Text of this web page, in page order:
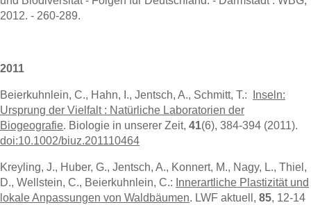
2012. - 260-289.
2011
Beierkuhnlein, C., Hahn, I., Jentsch, A., Schmitt, T.:
Inseln:
Ursprung der Vielfalt : Natürliche Laboratorien der
Biogeografie. Biologie in unserer Zeit, 41(6), 384-394 (2011).
doi:10.1002/biuz.201110464
Kreyling, J., Huber, G., Jentsch, A., Konnert, M., Nagy, L., Thiel,
D., Wellstein, C., Beierkuhnlein, C.: Innerartliche Plastizität und
lokale Anpassungen von Waldbäumen. LWF aktuell, 85, 12-14